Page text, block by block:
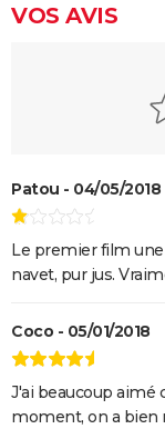
L'Origine du
OSS 117 3 :
Anderson ?
La Traversée
Gaston
l'adaptation de
VOS AVIS
Patou - 04/05/2018
Le premier film une
navet, pur jus.
Coco - 05/01/2018
J'ai beaucoup aimé
moment, on a bien